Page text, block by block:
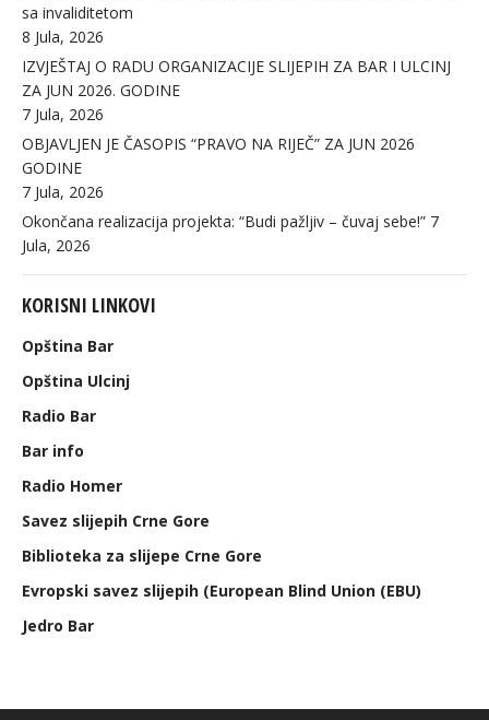
sa invaliditetom
8 Jula, 2026
IZVJEŠTAJ O RADU ORGANIZACIJE SLIJEPIH ZA BAR I ULCINJ
ZA JUN 2026. GODINE
7 Jula, 2026
OBJAVLJEN JE ČASOPIS “PRAVO NA RIJEČ” ZA JUN 2026
GODINE
7 Jula, 2026
Okončana realizacija projekta: “Budi pažljiv – čuvaj sebe!” 7
Jula, 2026
KORISNI LINKOVI
Opština Bar
Opština Ulcinj
Radio Bar
Bar info
Radio Homer
Savez slijepih Crne Gore
Biblioteka za slijepe Crne Gore
Evropski savez slijepih (European Blind Union (EBU)
Jedro Bar